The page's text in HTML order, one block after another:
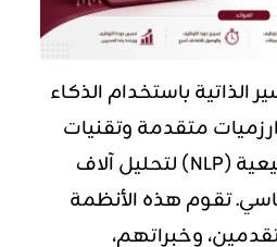
الذاتية باستخدامالذكاء
متقدمة وتقنيات
معالجة اللغات الطبيعية (NLP) لتحليل آلاف
تقوم هذه الأنظمة
وخبراتهم،